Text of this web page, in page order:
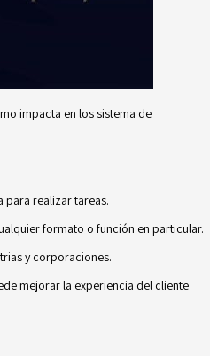
impacta en los sistema de
para realizar tareas.
formato o función en particular.
y corporaciones.
mejorar la experiencia del cliente